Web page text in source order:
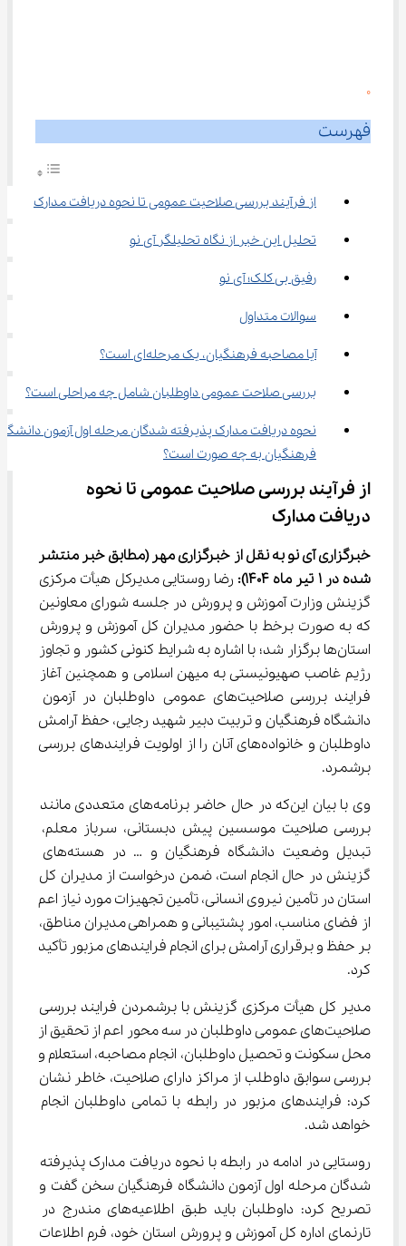
0
فهرست
از فرآیند بررسی صلاحیت عمومی تا نحوه دریافت مدارک
تحلیل این خبر از نگاه تحلیلگر آی نو
رفیق بی کلک؛ آی نو
سوالات متداول
آیا مصاحبه فرهنگیان، یک مرحله‌ای است؟
بررسی صلاحت عمومی داوطلبان شامل چه مراحلی است؟
نحوه دریافت مدارک پذیرفته شدگان مرحله اول آزمون
فرهنگیان به چه صورت است؟
از فرآیند بررسی صلاحیت عمومی تا نحوه
دریافت مدارک
خبرگزاری آی نو به نقل از خبرگزاری مهر (مطابق خبر منتشر
شده در 1 تیر ماه 1404):
رضا روستایی مدیرکل هیأت مرکزی
گزینش وزارت آموزش و پرورش در جلسه شورای معاونین
که به صورت برخط با حضور مدیران کل آموزش و پرورش
استان‌ها برگزار شد؛ با اشاره به شرایط کنونی کشور و تجاوز
رژیم غاصب صهیونیستی به میهن اسلامی و همچنین آغاز
فرایند بررسی صلاحیت‌های عمومی داوطلبان در آزمون
دانشگاه فرهنگیان و تربیت دبیر شهید رجایی، حفظ آرامش
داوطلبان و خانواده‌های آنان را از اولویت فرایندهای بررسی
برشمرد.
وی با بیان این‌که در حال حاضر برنامه‌های متعددی مانند
بررسی صلاحیت موسسین پیش دبستانی، سرباز معلم،
تبدیل وضعیت دانشگاه فرهنگیان و … در هسته‌های
گزینش در حال انجام است، ضمن درخواست از مدیران کل
استان در تأمین نیروی انسانی، تأمین تجهیزات مورد نیاز اعم
از فضای مناسب، امور پشتیبانی و همراهی مدیران مناطق،
بر حفظ و برقراری آرامش برای انجام فرایندهای مزبور تأکید
کرد.
مدیر کل هیأت مرکزی گزینش با برشمردن فرایند بررسی
صلاحیت‌های عمومی داوطلبان در سه محور اعم از تحقیق از
محل سکونت و تحصیل داوطلبان، انجام مصاحبه، استعلام و
بررسی سوابق داوطلب از مراکز دارای صلاحیت، خاطر نشان
کرد: فرایندهای مزبور در رابطه با تمامی داوطلبان انجام
خواهد شد.
روستایی در ادامه در رابطه با نحوه دریافت مدارک پذیرفته
شدگان مرحله اول آزمون دانشگاه فرهنگیان سخن گفت و
تصریح کرد: داوطلبان باید طبق اطلاعیه‌های مندرج در
تارنمای اداره کل آموزش و پرورش استان خود، فرم اطلاعات